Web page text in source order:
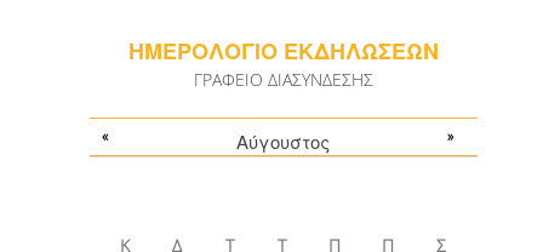
ΗΜΕΡΟΛΟΓΙΟ ΕΚΔΗΛΩΣΕΩΝ
ΓΡΑΦΕΙΟ ΔΙΑΣΥΝΔΕΣΗΣ
Αύγουστος
« »
Κ Δ Τ Τ Π Π
Σ